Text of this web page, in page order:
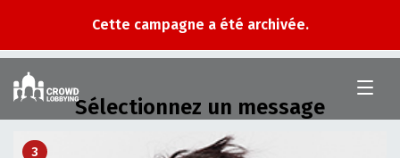
Cette campagne a été archivée.
Sélectionnez un message
3